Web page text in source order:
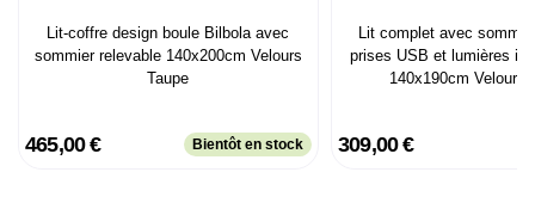
Lit-coffre design boule Bilbola avec
sommier relevable 140x200cm Velours
Taupe
465,00 € Bientôt en stock
Lit complet avec
prises USB et lumières
140x190cm Velours
309,00 €